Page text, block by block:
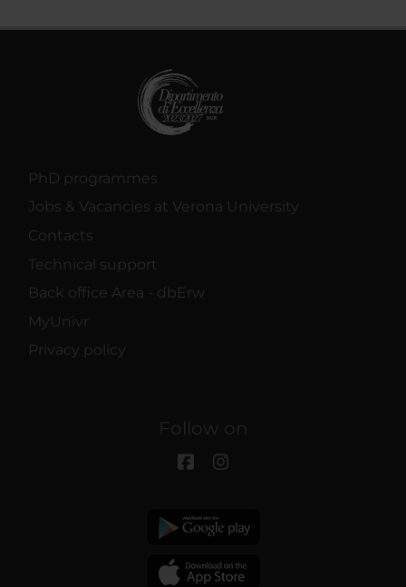
PhD programmes
Jobs & Vacancies at Verona University
Contacts
Technical support
Back office Area - dbErw
MyUnivr
Privacy policy
Follow on